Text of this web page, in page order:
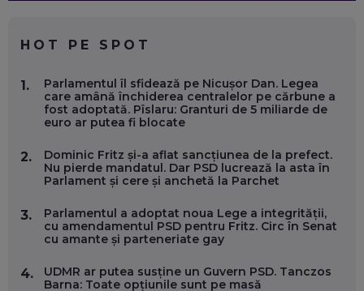
FOLOSEȘTI TEHNOLOGIA CA SĂ FII MAI BUN LA JOB. ȘI CUM
SE VA SCHIMBA MUNCA, ÎN URMĂTORII ANI
EP. 58
MARIUS PAȘCULEA, COFONDATOR AL KULTH: CUM
FOLOSEȘTI TEHNOLOGIA CA SĂ ÎȚI DESCHIZI DRUMUL
CĂTRE ARTĂ, LA NIVEL GLOBAL
ANDREI AVĂDANEI, BIT SENTINEL: CUM ÎȚI PROTEJEZI
CARIERĂ DE „HACKER CU PERMIS”
EP. 56
HOT PE SPOT
1.
Parlamentul îl sfidează pe Nicușor Dan. Legea
care amână închiderea centralelor pe cărbune a
fost adoptată. Pîslaru: Granturi de 5 miliarde de
euro ar putea fi blocate
2.
Dominic Fritz și-a aflat sancțiunea de la prefect.
Nu pierde mandatul. Dar PSD lucrează la asta în
Parlament și cere și anchetă la Parchet
3.
Parlamentul a adoptat noua Lege a integrității,
cu amendamentul PSD pentru Fritz. Circ în Senat
cu amante și parteneriate gay
4.
UDMR ar putea susține un Guvern PSD. Tanczos
Barna: Toate opțiunile sunt pe masă